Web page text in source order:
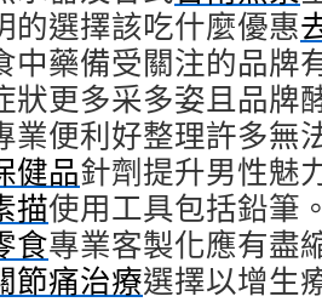
的選擇該吃什麼優惠
中藥備受關注的品牌
狀更多采多姿且品牌
業便利好整理許多無
健品針劑提升男性魅
描使用工具包括鉛筆
食專業客製化應有盡
節痛治療選擇以增生